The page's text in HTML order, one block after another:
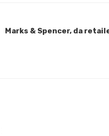
Marks & Spencer, da